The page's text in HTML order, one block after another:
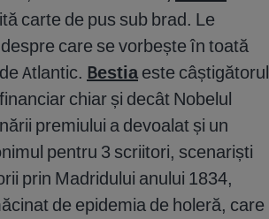
carte de pus sub brad. Le
care se vorbește în toată
Atlantic. Bestia este câștigătorul
chiar și decât Nobelul
premiului a devoalat și un
pentru 3 scriitori, scenariști
prin Madridului anului 1834,
de epidemia de holeră, care